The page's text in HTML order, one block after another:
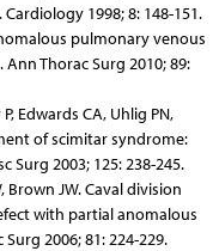
1998; 8: 148-151.
pulmonary venous
Thorac Surg 2010; 89:
Edwards CA, Uhlig PN,
of scimitar syndrome:
Surg 2003; 125: 238-245.
Brown JW. Caval division
with partial anomalous
2006; 81: 224-229.